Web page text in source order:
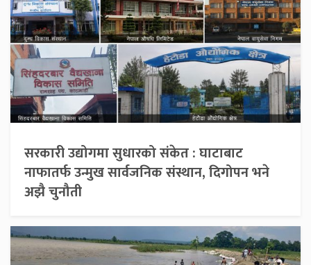
सरकारी उद्योगमा सुधारको संकेत : घाटाबाट
नाफातर्फ उन्मुख सार्वजनिक संस्थान, दिगोपन भने
अझै चुनौती